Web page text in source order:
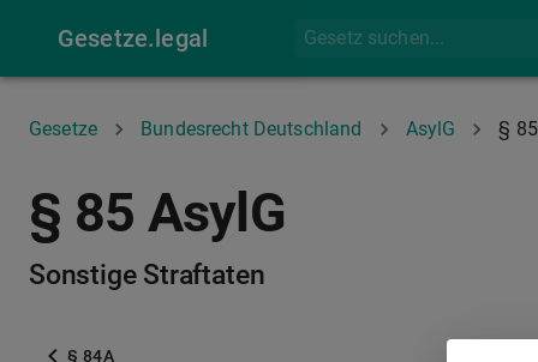
Gesetze.legal
Gesetze Bundesrecht Deutschland AsylG § 85
§ 85 AsylG
Sonstige Straftaten
§ 84A